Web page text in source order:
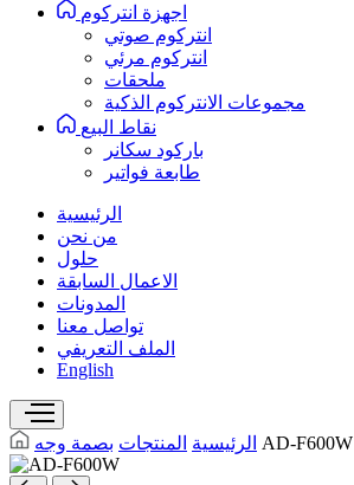
اجهزة انتركوم
انتركوم صوتي
انتركوم مرئي
ملحقات
مجموعات الانتركوم الذكية
نقاط البيع
باركود سكانر
طابعة فواتير
الرئيسية
من نحن
حلول
الاعمال السابقة
المدونات
تواصل معنا
الملف التعريفي
English
الرئيسية المنتجات بصمة وجه AD-F600W